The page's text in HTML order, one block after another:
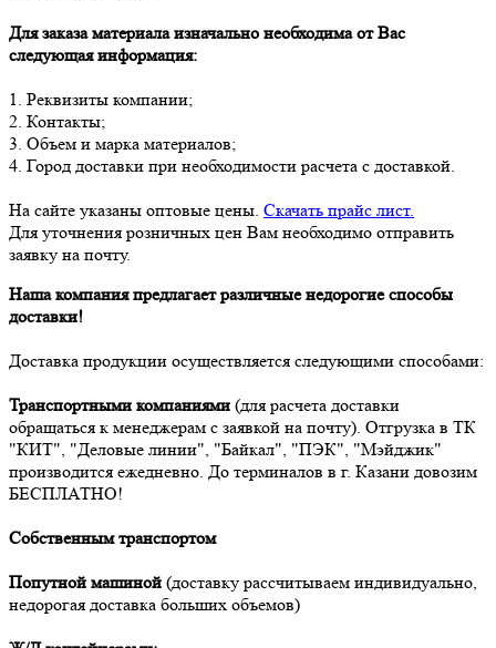
Для заказа материала изначально необходима от Вас
следующая информация:
1. Реквизиты компании;
2. Контакты;
3. Объем и марка материалов;
4. Город доставки при необходимости расчета с доставкой.
На сайте указаны оптовые цены. Скачать прайс лист.
Для уточнения розничных цен Вам необходимо отправить
заявку на почту.
Наша компания предлагает различные недорогие способы
доставки!
Доставка продукции осуществляется следующими способами:
Транспортными компаниями (для расчета доставки
обращаться к менеджерам с заявкой на почту). Отгрузка в ТК
"КИТ", "Деловые линии", "Байкал", "ПЭК", "Мэйджик"
производится ежедневно. До терминалов в г. Казани довозим
БЕСПЛАТНО!
Собственным транспортом
Попутной машиной (доставку рассчитываем индивидуально,
недорогая доставка больших объемов)